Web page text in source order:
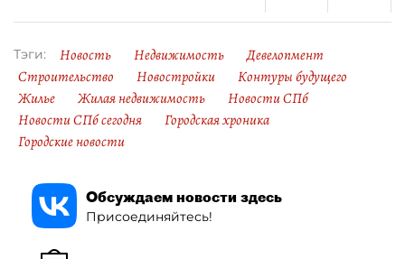
Тэги: Новость Недвижимость
Девелопмент
Строительство
Новостройки
Контуры будущего
Жилье
Жилая недвижимость
Новости СПб
Новости СПб сегодня
Городская хроника
Городские новости
Обсуждаем новости здесь
Присоединяйтесь!